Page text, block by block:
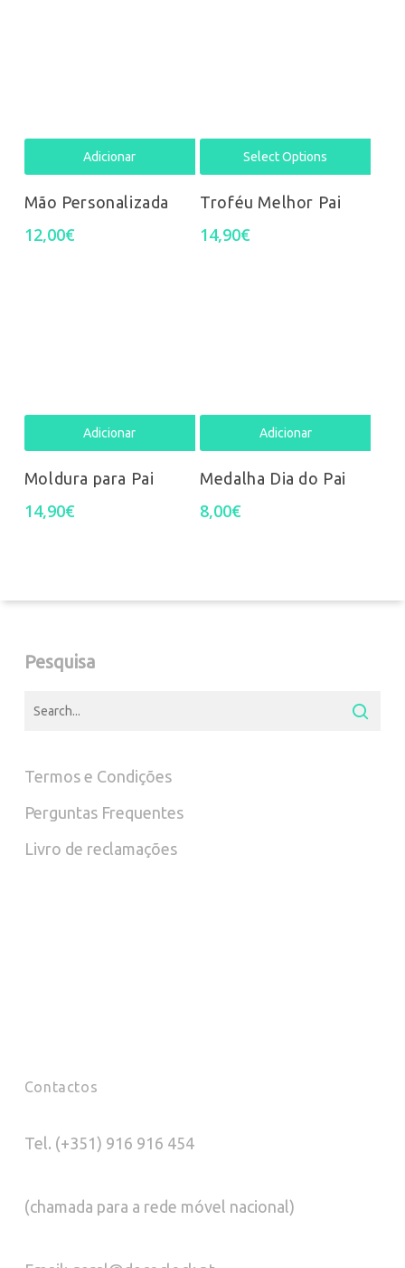
Adicionar
Mão Personalizada
12,00€
Select Options
Troféu Melhor Pai
14,90€
Adicionar
Moldura para Pai
14,90€
Adicionar
Medalha Dia do Pai
8,00€
Pesquisa
Termos e Condições
Perguntas Frequentes
Livro de reclamações
Contactos
Tel. (+351) 916 916 454
(chamada para a rede móvel nacional)